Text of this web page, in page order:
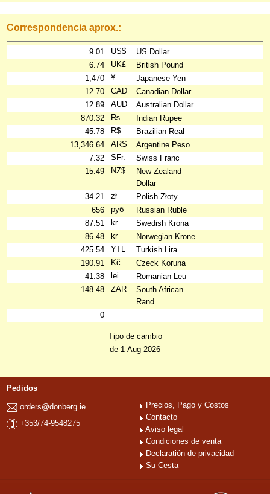
Correspondencia aprox.:
9.01 US$
US Dollar
6.74
UK£
British Pound
1,470
¥
Japanese Yen
12.70
CAD
Canadian Dollar
12.89
AUD
Australian Dollar
870.32
₨
Indian Rupee
45.78
R$
Brazilian Real
13,346.64
ARS
Argentine Peso
7.32
SFr.
Swiss Franc
15.49
NZ$
New Zealand
Dollar
34.21
zł
Polish Złoty
656
руб
Russian Ruble
87.51
kr
Swedish Krona
86.48
kr
Norwegian Krone
425.54
YTL
Turkish Lira
190.91
Kč
Czeck Koruna
41.38
lei
Romanian Leu
148.48
ZAR
South African
Rand
0
Tipo de cambio
de 1-Aug-2026
Pedidos
orders@donberg.ie
+353/74-9548275
Precios, Pago y Costos
Contacto
Aviso legal
Condiciones de venta
Declaratión de privacidad
Su Cesta